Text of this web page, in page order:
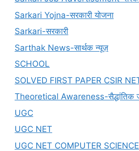
Sarkari Yojna-सरकारी योजना
Sarkari-सरकारी
Sarthak News-सार्थक न्यूज़
SCHOOL
SOLVED FIRST PAPER CSIR
Theoretical Awareness-सैद्धांतिक
UGC
UGC NET
UGC NET COMPUTER SCIENCE